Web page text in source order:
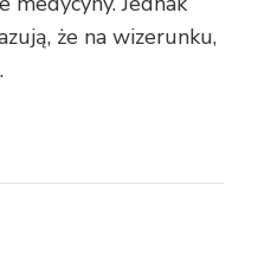
że na wizerunku,